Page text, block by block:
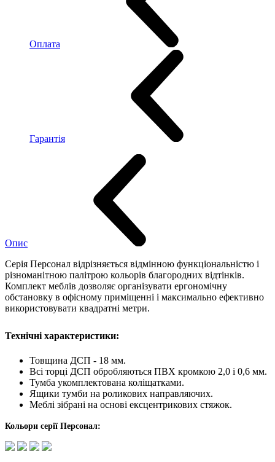
Оплата
Гарантія
Опис
Серія Персонал відрізняється відмінною функціональністю і
різноманітною палітрою кольорів благородних відтінків.
Комплект меблів дозволяє організувати ергономічну
обстановку в офісному приміщенні і максимально ефективно
використовувати квадратні метри.
Технічні характеристики:
Товщина ДСП - 18 мм.
Всі торці ДСП обробляються ПВХ кромкою 2,0 і 0,6 мм.
Тумба укомплектована коліщатками.
Ящики тумби на роликових направляючих.
Меблі зібрані на основі ексцентрикових стяжок.
Кольори серії Персонал: